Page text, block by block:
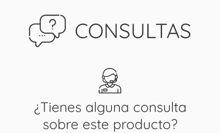
CONSULTAS
¿Tienes alguna consulta
sobre este producto?